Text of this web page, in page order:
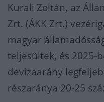
Kurali Zoltán, az
Zrt. (ÁKK Zrt.)
magyar
teljesültek, és 2025-
devizaarány
részaránya 20-25